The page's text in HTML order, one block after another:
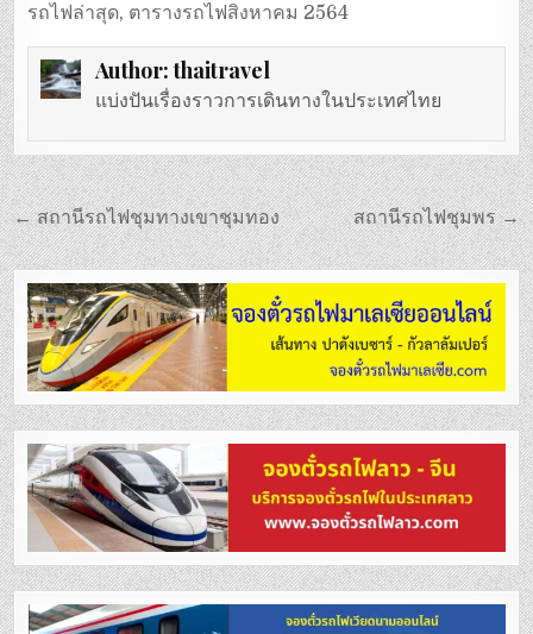
รถไฟล่าสุด, ตารางรถไฟสิงหาคม 2564
Author:thaitravel
แบ่งปันเรื่องราวการเดินทางในประเทศไทย
แนะแนว
เรื่อง
สถานีรถไฟชุมพร →
← สถานีรถไฟชุมทางเขาชุมทอง